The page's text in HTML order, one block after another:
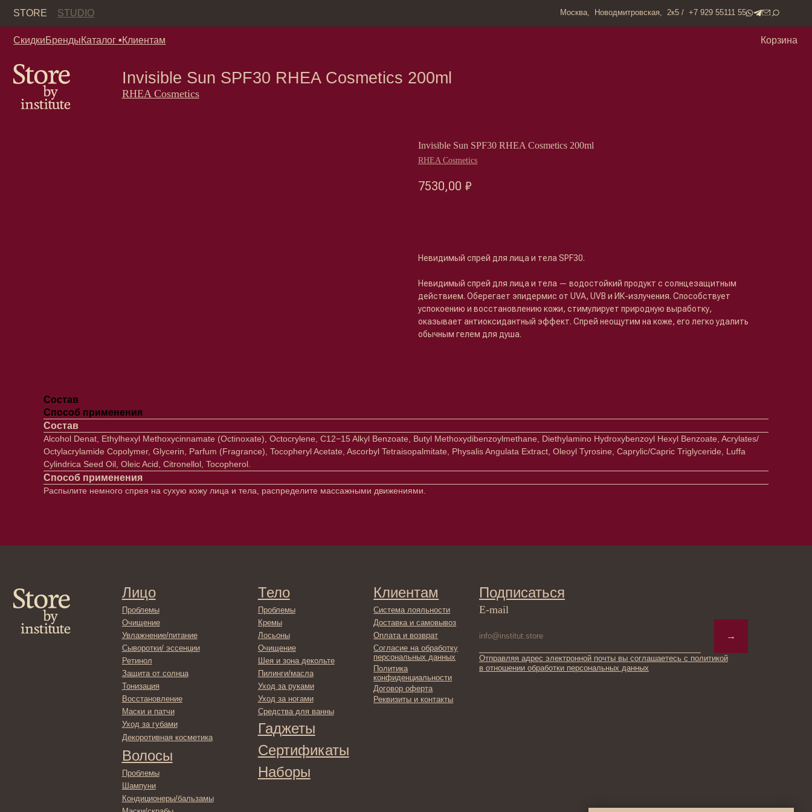
Москва, Новодмитровская, 2к5 / +7 929 55111 55
STORE STUDIO
Скидки Бренды Каталог Клиентам
Invisible Sun SPF30 RHEA Cosmetics 200ml
RHEA Cosmetics
Invisible Sun SPF30 RHEA Cosmetics 200ml
RHEA Cosmetics
7530,00 ₽
Невидимый спрей для лица и тела SPF30.
Невидимый спрей для лица и тела — водостойкий продукт с солнцезащитным
действием. Оберегает эпидермис от UVA, UVB и ИК-излучения. Способствует
успокоению и восстановлению кожи, стимулирует природную выработку,
оказывает антиоксидантный эффект. Спрей неощутим на коже, его легко удалить
обычным гелем для душа.
Состав
Способ применения
Состав
Alcohol Denat, Ethylhexyl Methoxycinnamate (Octinoxate), Octocrylene, C12−15 Alkyl Benzoate, Butyl Methoxydibenzoylmethane, Diethylamino Hydroxybenzoyl Hexyl Benzoate, Acrylates/
Octylacrylamide Copolymer, Glycerin, Parfum (Fragrance), Tocopheryl Acetate, Ascorbyl Tetraisopalmitate, Physalis Angulata Extract, Oleoyl Tyrosine, Caprylic/Capric Triglyceride, Luffa
Cylindrica Seed Oil, Oleic Acid, Citronellol, Tocopherol.
Способ применения
Распылите немного спрея на сухую кожу лица и тела, распределите массажными движениями.
Проблемы
Шея и зона декольте
Пилинги/масла
Уход за руками
Уход за ногами
Средства для ванны
Гаджеты
Сертификаты
Наборы
Система лояльности
персональных данных
Договор оферта
Реквизиты и контакты
E-mail
Отправляя адрес электронной почты вы соглашаетесь с политикой
в отношении обработки персональных данных
Проблемы
Ретинол
Защита от солнца
Тонизация
Восстановление
Маски и патчи
Уход за губами
Декоротивная косметика
Волосы
Проблемы
Шампуни
Кондиционеры/бальзамы
Маски/скрабы
Сыворотки/лосьоны
Средства для укладки